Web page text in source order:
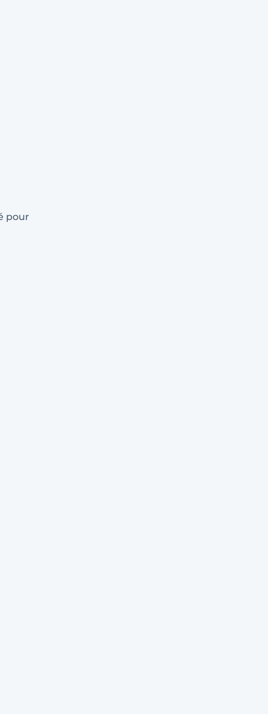
pour